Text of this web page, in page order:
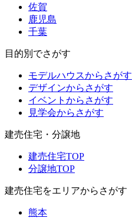
佐賀
鹿児島
千葉
目的別でさがす
モデルハウスからさがす
デザインからさがす
イベントからさがす
見学会からさがす
建売住宅・分譲地
建売住宅TOP
分譲地TOP
建売住宅をエリアからさがす
熊本